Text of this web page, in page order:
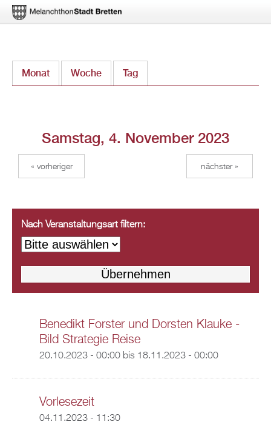
zum
Monat Woche Tag
Samstag, 4. November 2023
« vorheriger nächster »
Nach Veranstaltungsart filtern:
Benedikt Forster und Dorsten Klauke -
Bild Strategie Reise
20.10.2023 - 00:00bis 18.11.2023 - 00:00
Vorlesezeit
04.11.2023 - 11:30